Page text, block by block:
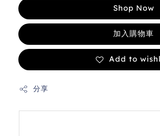
Shop Now
加入購物車
Add to
分享